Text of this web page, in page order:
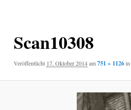
Scan10308
Veröffentlicht 17. Oktober 2014am751 × 1126in